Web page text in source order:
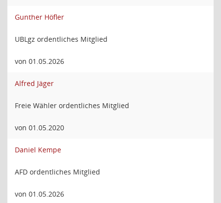
Gunther Höfler
UBLgz ordentliches Mitglied
von 01.05.2026
Alfred Jäger
Freie Wähler ordentliches Mitglied
von 01.05.2020
Daniel Kempe
AFD ordentliches Mitglied
von 01.05.2026